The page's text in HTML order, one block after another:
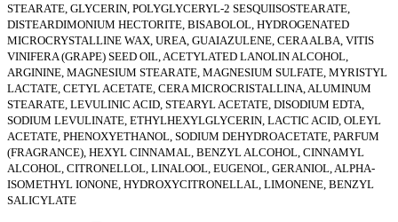
STEARATE, GLYCERIN, POLYGLYCERYL-2 SESQUIISOSTEARATE,
DISTEARDIMONIUM HECTORITE, BISABOLOL, HYDROGENATED
MICROCRYSTALLINE WAX, UREA, GUAIAZULENE, CERA ALBA, VITIS
VINIFERA (GRAPE) SEED OIL, ACETYLATED LANOLIN ALCOHOL,
ARGININE, MAGNESIUM STEARATE, MAGNESIUM SULFATE, MYRISTYL
LACTATE, CETYL ACETATE, CERA MICROCRISTALLINA, ALUMINUM
STEARATE, LEVULINIC ACID, STEARYL ACETATE, DISODIUM EDTA,
SODIUM LEVULINATE, ETHYLHEXYLGLYCERIN, LACTIC ACID, OLEYL
ACETATE, PHENOXYETHANOL, SODIUM DEHYDROACETATE, PARFUM
(FRAGRANCE), HEXYL CINNAMAL, BENZYL ALCOHOL, CINNAMYL
ALCOHOL, CITRONELLOL, LINALOOL, EUGENOL, GERANIOL, ALPHA-
ISOMETHYL IONONE, HYDROXYCITRONELLAL, LIMONENE, BENZYL
SALICYLATE